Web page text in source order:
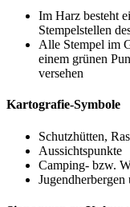
Im Harz besteht
Stempelstellen
Alle Stempel im
einem grünen
versehen
Kartografie-Symbole
Schutzhütten,
Aussichtspunkte
Camping- bzw.